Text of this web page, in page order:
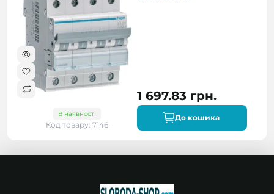
В наявності
Код товару: 7146
1 697.83 грн.
До кошика